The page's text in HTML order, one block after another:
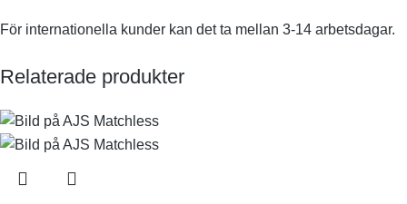
För internationella kunder kan det ta mellan 3-14 arbetsdagar.
Relaterade produkter